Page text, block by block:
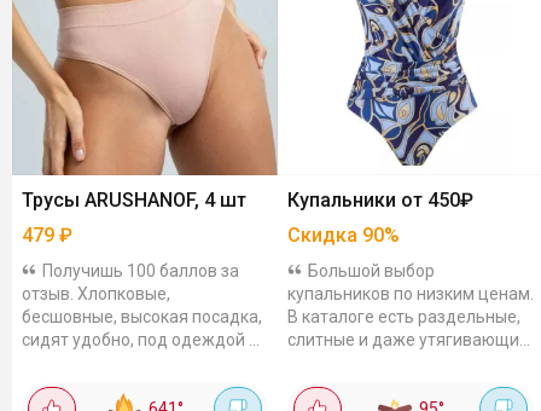
Трусы ARUSHANOF, 4 шт
479 ₽
Получишь 100 баллов за
отзыв. Хлопковые,
бесшовные, высокая посадка,
сидят удобно, под одеждой не
подбирать под настроение.
Купальники от 450₽
Скидка 90%
Большой выбор
купальников по низким ценам.
В каталоге есть раздельные,
слитные и даже утягивающие.
«Дешевле» и выбирайте